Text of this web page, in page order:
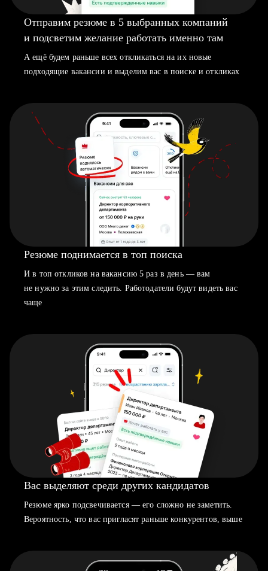
Отправим резюме в 5 выбранных компаний
и подсветим желание работать именно там
А ещё будем раньше всех откликаться на их новые
подходящие вакансии и выделим вас в поиске и откликах
Резюме поднимается в топ поиска
И в топ откликов на вакансию 5 раз в день — вам
не нужно за этим следить. Работодатели будут видеть вас
чаще
Вас выделяют среди других кандидатов
Резюме ярко подсвечивается — его сложно не заметить.
Вероятность, что вас пригласят раньше конкурентов, выше